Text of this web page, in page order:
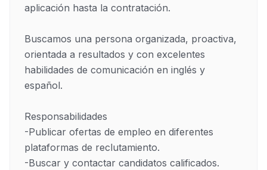
aplicación hasta la contratación.
Buscamos una persona organizada, proactiva,
orientada a resultados y con excelentes
habilidades de comunicación en inglés y
español.
Responsabilidades
-Publicar ofertas de empleo en diferentes
plataformas de reclutamiento.
-Buscar y contactar candidatos calificados.